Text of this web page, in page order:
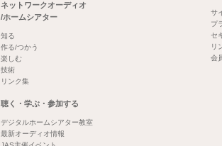
ネットワークオーディオ
/ホームシアター
知る
作る/つかう
楽しむ
技術
リンク集
聴く・学ぶ・参加する
デジタルホームシアター教室
最新オーディオ情報
サ
プ
セ
リ
会